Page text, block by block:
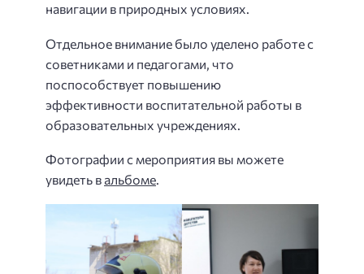
навигации в природных условиях.
Отдельное внимание было уделено работе с
советниками и педагогами, что
поспособствует повышению
эффективности воспитательной работы в
образовательных учреждениях.
Фотографии с мероприятия вы можете
увидеть в альбоме.